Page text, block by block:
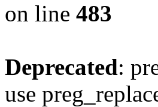
on line 483
Deprecated:
use